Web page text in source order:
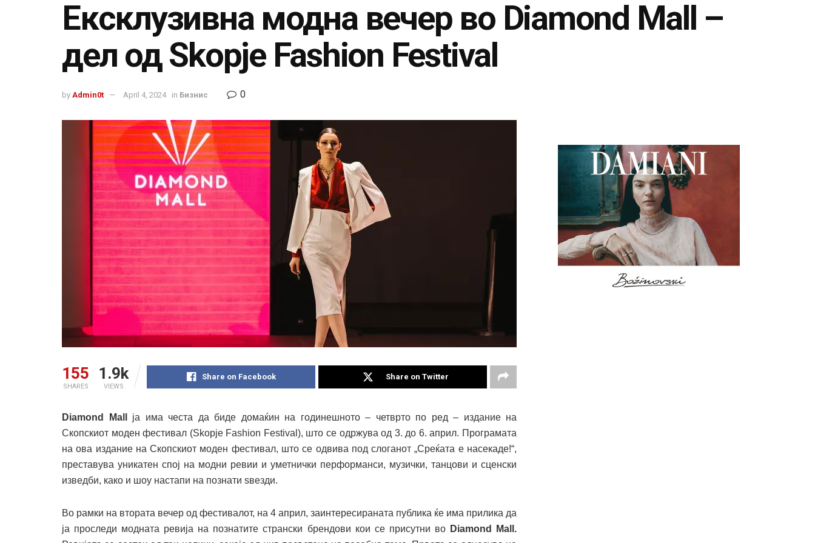
Ексклузивна модна вечер во Diamond Mall –
дел од Skopje Fashion Festival
by Admin0t April 4, 2024 in Бизнис 0
155
SHARES
1.9k
VIEWS
Share on Facebook Share on Twitter
Diamond Mall
ја има честа да биде домаќин на годинешното – четврто по ред – издание на
Скопскиот моден фестивал (Skopje Fashion Festival), што се одржува од 3. до 6. април. Програмата
на ова издание на Скопскиот моден фестивал, што се одвива под слоганот „Среќата е насекаде!“,
преставува уникатен спој на модни ревии и уметнички перформанси, музички, танцови и сценски
изведби, како и шоу настапи на познати ѕвезди.
Во рамки на втората вечер од фестивалот, на 4 април, заинтересираната публика ќе има прилика да
ја проследи модната ревија на познатите странски брендови кои се присутни во Diamond Mall.